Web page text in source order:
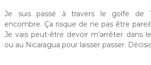
Je suis passé à travers le golfe de
encombre. Ça risque de ne pas être
Je vais peut-être devoir m’arrêter dans
ou au Nicaragua pour laisser passer.